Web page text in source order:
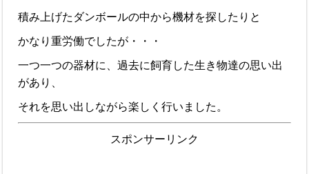
積み上げたダンボールの中から機材を探したりと
かなり重労働でしたが・・・
一つ一つの器材に、過去に飼育した生き物達の思い出
があり、
それを思い出しながら楽しく行いました。
スポンサーリンク